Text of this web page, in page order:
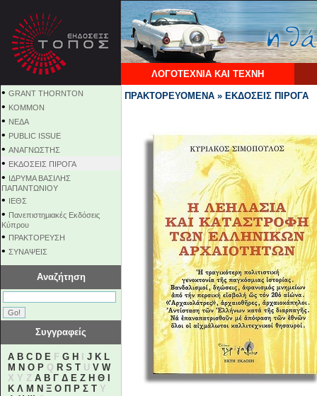
ΛΟΓΟΤΕΧΝΙΑ ΚΑΙ ΤΕΧΝΗ
• GRANT THORNTON
• KOMMON
• NEΔΑ
• PUBLIC ISSUE
• ΑΝΑΓΝΩΣΤΗΣ
• ΕΚΔΟΣΕΙΣ ΠΙΡΟΓΑ
• ΙΔΡΥΜΑ ΒΑΣΙΛΗΣ
ΠΑΠΑΝΤΩΝΙΟΥ
• ΙΕΘΣ
• Πανεπιστημιακές Εκδόσεις
Κύπρου
• ΠΡΑΚΤΟΡΕΥΣΗ
• ΣΥΝΑΨΕΙΣ
Αναζήτηση
Συγγραφείς
A B C D E F G H J K L
M N O P Q R S T U V W
X Y Z Α Β Γ Δ Ε Ζ Η Θ
Κ Λ Μ Ν Ξ Ο Π Ρ Σ Τ Υ
ΠΡΑΚΤΟΡΕΥΟΜΕΝΑ » ΕΚΔΟΣΕΙΣ ΠΙΡΟΓΑ